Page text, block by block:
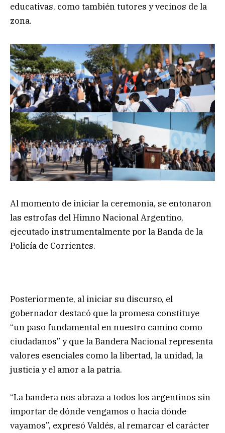
educativas, como también tutores y vecinos de la
zona.
Al momento de iniciar la ceremonia, se entonaron
las estrofas del Himno Nacional Argentino,
ejecutado instrumentalmente por la Banda de la
Policía de Corrientes.
Posteriormente, al iniciar su discurso, el
gobernador destacó que la promesa constituye
“un paso fundamental en nuestro camino como
ciudadanos” y que la Bandera Nacional representa
valores esenciales como la libertad, la unidad, la
justicia y el amor a la patria.
“La bandera nos abraza a todos los argentinos sin
importar de dónde vengamos o hacia dónde
vayamos”, expresó Valdés, al remarcar el carácter